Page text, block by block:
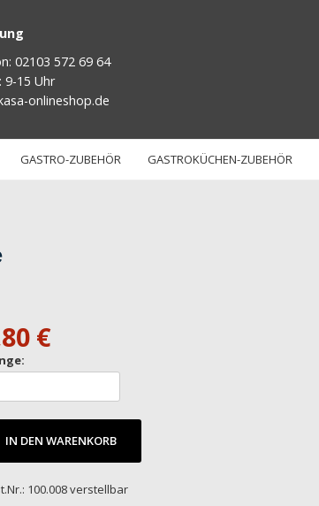
02103 572 69 64
9-15 Uhr
onlineshop.de
GASTRO-ZUBEHÖR GASTROKÜCHEN-ZUBEHÖR
€
IN DEN WARENKORB
100.008 verstellbar